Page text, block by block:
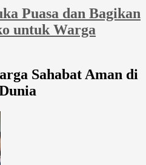
Puasa dan Bagikan
untuk Warga
Sahabat Aman di